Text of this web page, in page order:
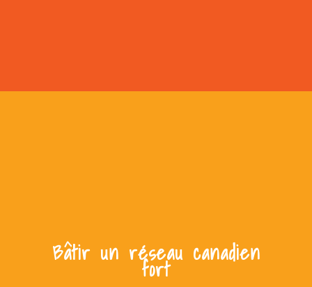
Bâtir un réseau canadien
fort